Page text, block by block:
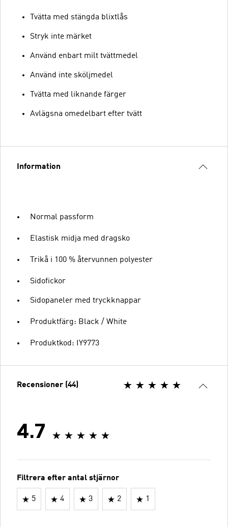
Tvätta med stängda blixtlås
Stryk inte märket
Använd enbart milt tvättmedel
Använd inte sköljmedel
Tvätta med liknande färger
Avlägsna omedelbart efter tvätt
Information
Normal passform
Elastisk midja med dragsko
Trikå i 100 % återvunnen polyester
Sidofickor
Sidopaneler med tryckknappar
Produktfärg: Black / White
Produktkod: IY9773
Recensioner (44)
4.7
Filtrera efter antal stjärnor
5 4 3 2 1